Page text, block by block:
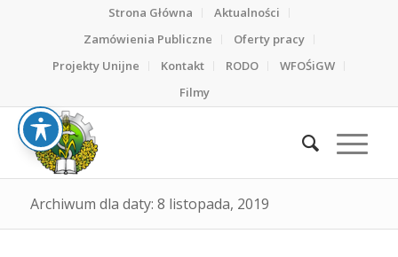
Strona Główna
Aktualności
Zamówienia Publiczne
Oferty pracy
Projekty Unijne
Kontakt RODO
WFOŚiGW
Filmy
Archiwum dla daty: 8 listopada, 2019